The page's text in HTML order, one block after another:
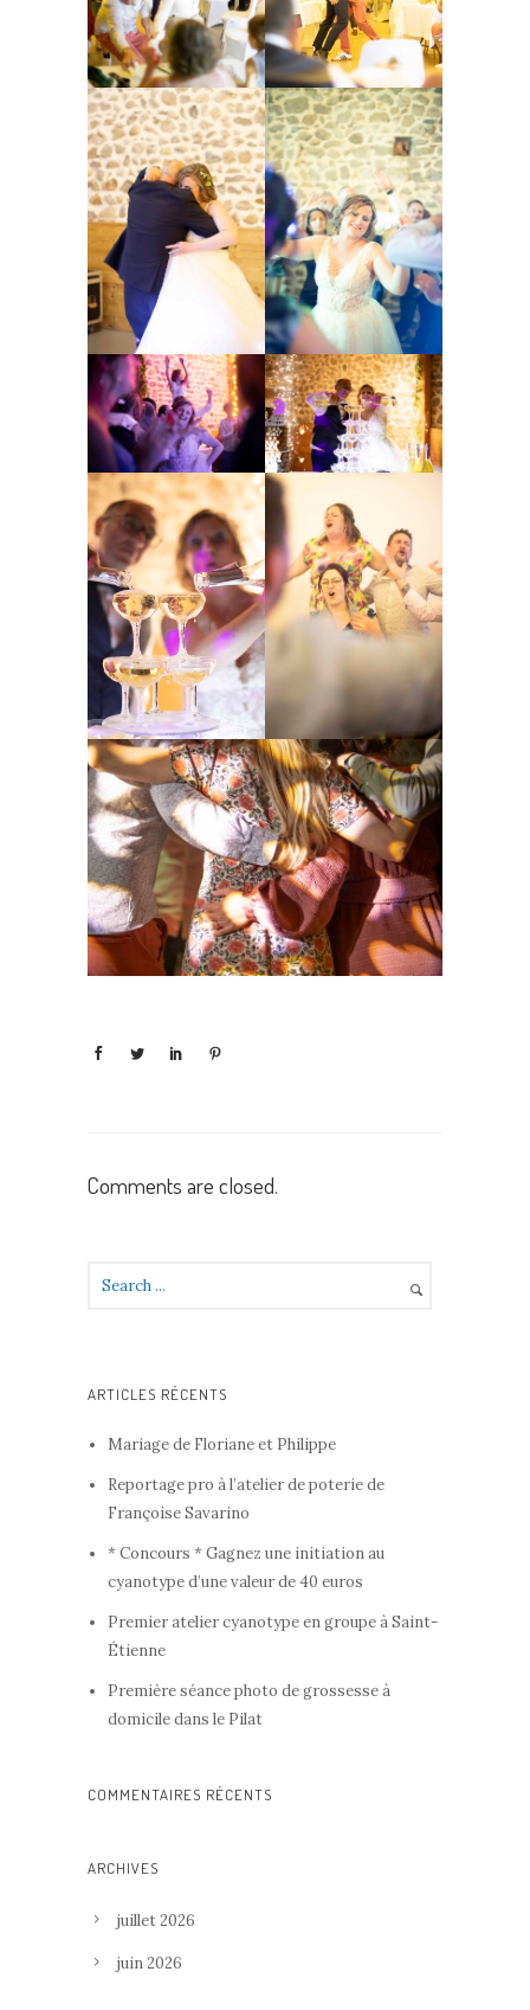
Comments are closed.
ARTICLES RÉCENTS
Mariage de Floriane et Philippe
Reportage pro à l’atelier de poterie de
Françoise Savarino
* Concours * Gagnez une initiation au
cyanotype d’une valeur de 40 euros
Premier atelier cyanotype en groupe à Saint-
Étienne
Première séance photo de grossesse à
domicile dans le Pilat
COMMENTAIRES RÉCENTS
ARCHIVES
juillet 2026
juin 2026